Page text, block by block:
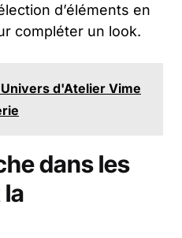
d’éléments en
compléter un look.
d'Atelier Vime
dans les